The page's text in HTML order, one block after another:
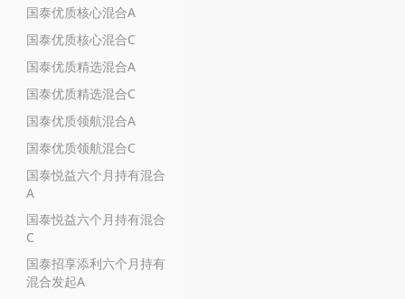
国泰优质核心混合A
国泰优质核心混合C
国泰优质精选混合A
国泰优质精选混合C
国泰优质领航混合A
国泰优质领航混合C
国泰悦益六个月持有混合
A
国泰悦益六个月持有混合
C
国泰招享添利六个月持有
混合发起A